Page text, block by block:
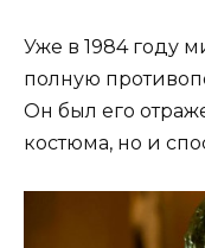
Уже в 1984 году
полную
Он был его
костюма, но и